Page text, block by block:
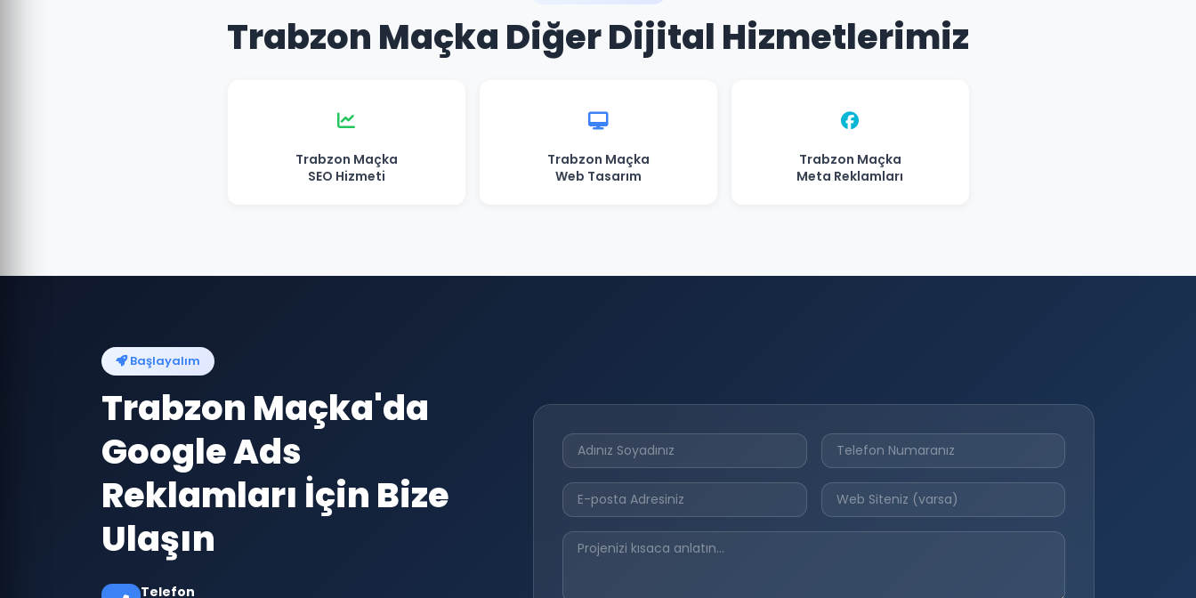
Trabzon Maçka Diğer Dijital Hizmetlerimiz
Trabzon Maçka
SEO Hizmeti
Trabzon Maçka
Web Tasarım
Trabzon Maçka
Meta Reklamları
Başlayalım
Trabzon Maçka'da
Google Ads
Reklamları İçin Bize
Ulaşın
Telefon